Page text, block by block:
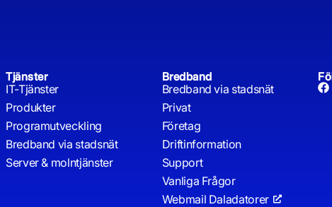
Tjänster
IT-Tjänster
Produkter
Programutveckling
Bredband via stadsnät
Server & molntjänster
Bredband
Bredband via stadsnät
Privat
Företag
Driftinformation
Support
Vanliga Frågor
Webmail Daladatorer